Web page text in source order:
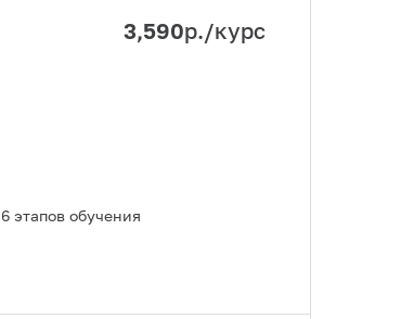
3,590р./курс
6 этапов обучения